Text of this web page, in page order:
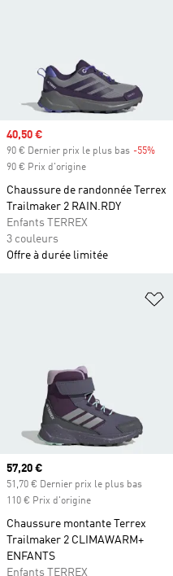
Prix soldé
40,50 €
90 € Dernier prix le plus bas -55%
90 € Prix d'origine
Chaussure de randonnée Terrex
Trailmaker 2 RAIN.RDY
Enfants TERREX
3 couleurs
Offre à durée limitée
Prix actuel
57,20 €
51,70 € Dernier prix le plus bas
110 € Prix d'origine
Chaussure montante Terrex
Trailmaker 2 CLIMAWARM+
ENFANTS
Enfants TERREX